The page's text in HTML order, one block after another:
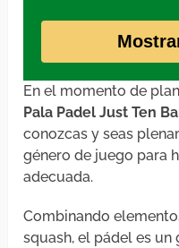
En el momento de
Pala Padel Just Ten
conozcas y seas
género de juego para
adecuada.
Combinando
squash, el pádel es